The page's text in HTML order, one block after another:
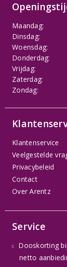
Maandag:
Dinsdag:
Woensdag:
Donderdag:
Vrijdag:
Zaterdag:
Zondag:
Klantenservice
Veelgestelde
Privacybeleid
Contact
Over Arentz
Service
Dooskorting
netto